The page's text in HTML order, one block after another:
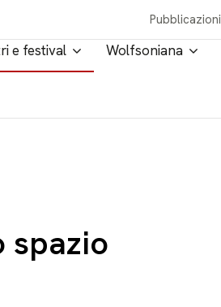
Pubblicazioni
e festival Wolfsoniana
spazio